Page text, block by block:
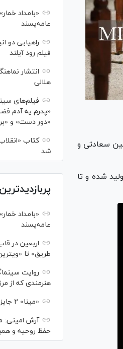
سعادتی و
آنتن رفته در ۱۰ قسمت ۵۰ دقیقه‌ای تولید شده و تا
«بامداد
عامه‌پسند
راهیابی دو
فیلم رود آیلند
انتشار
هلالی
فیلم‌های
«پدرم یه آدم
«دور دست» و
کتاب
شد
«بامداد
عامه‌پسند
اربعین در
طریق» تا
روایت
هنرمندی که از
«مینا» ۲ جایزه از راه ابریشم گرفت
آرش
حفظ روحیه و